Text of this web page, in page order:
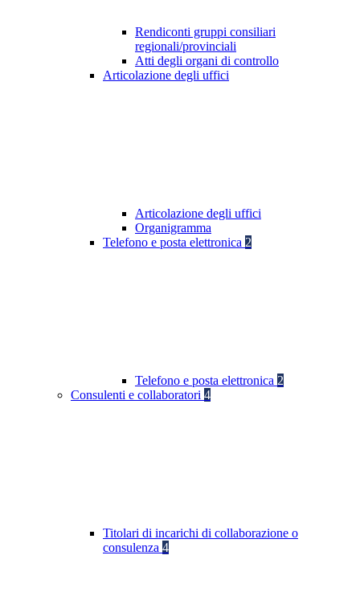
Rendiconti gruppi consiliari
regionali/provinciali
Atti degli organi di controllo
Articolazione degli uffici
Articolazione degli uffici
Organigramma
Telefono e posta elettronica 2
Telefono e posta elettronica 2
Consulenti e collaboratori 4
Titolari di incarichi di collaborazione o
consulenza 4